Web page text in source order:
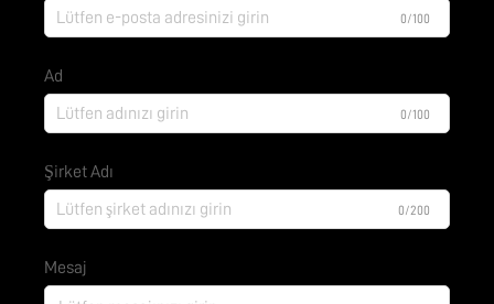
0/100
Ad
0/100
Şirket Adı
0/200
Mesaj